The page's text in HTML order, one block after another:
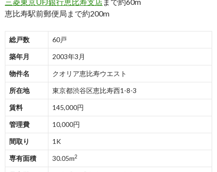
恵比寿駅前郵便局まで約200m
総戸数 60戸
築年月 2003年3月
物件名 クオリア恵比寿ウエスト
所在地 東京都渋谷区恵比寿西1-8-3
賃料 145,000円
管理費 10,000円
間取り 1K
専有面積 30.05m2